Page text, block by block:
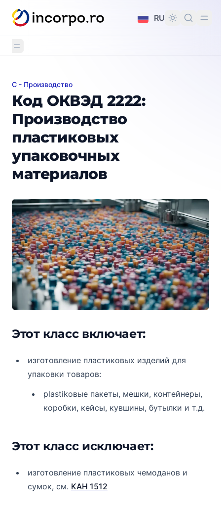
контенту
RU
Код ОКВЭД 2222: Производство пластиковых
C - Производство
Код ОКВЭД 2222:
Производство
пластиковых
упаковочных
материалов
Этот класс включает:
изготовление пластиковых изделий для
упаковки товаров:
plastikовые пакеты, мешки, контейнеры,
коробки, кейсы, кувшины, бутылки и т.д.
Этот класс исключает:
изготовление пластиковых чемоданов и
сумок, см. КАН 1512